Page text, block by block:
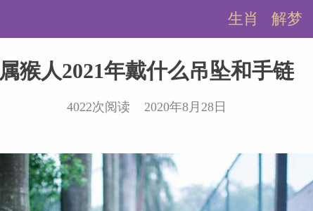
解梦
生肖
属猴人2021年戴什么吊坠和手链
4022次阅读 2020年8月28日